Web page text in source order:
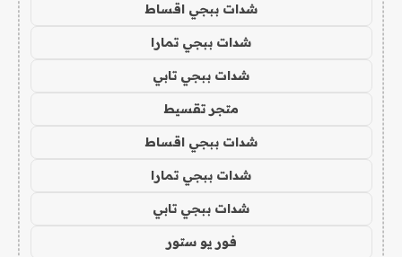
شدات ببجي اقساط
شدات ببجي تمارا
شدات ببجي تابي
متجر تقسيط
شدات ببجي اقساط
شدات ببجي تمارا
شدات ببجي تابي
فور يو ستور